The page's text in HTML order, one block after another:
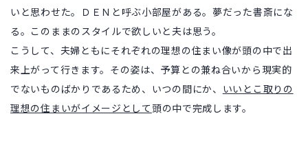
いと思わせた。ＤＥＮと呼ぶ小部屋がある。夢だった書斎にな
る。このままのスタイルで欲しいと夫は思う。
こうして、夫婦ともにそれぞれの理想の住まい像が頭の中で出
来上がって行きます。その姿は、予算との兼ね合いから現実的
でないものばかりであるため、いつの間にか、 いいとこ取りの
理想の住まいがイメージとして 頭の中で完成します。